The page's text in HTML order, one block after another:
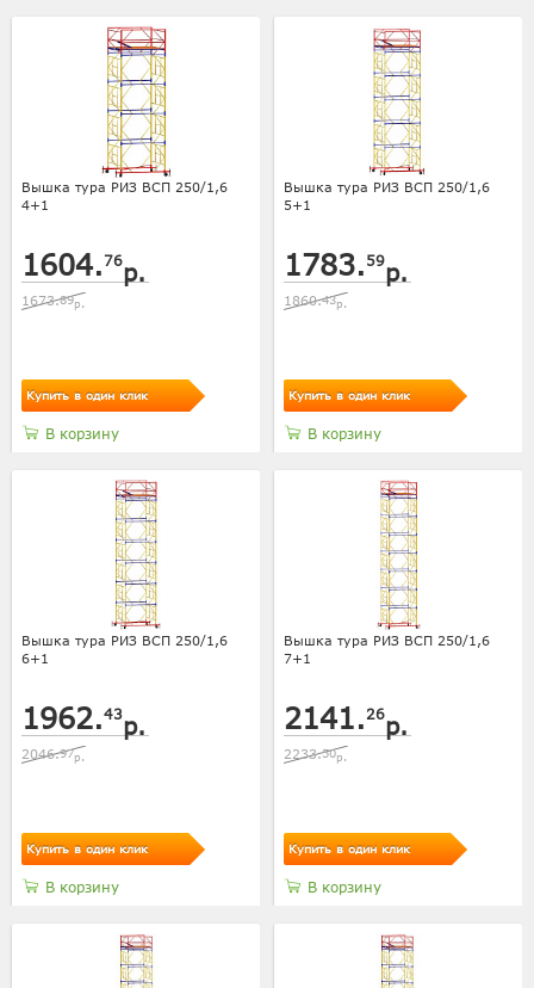
Вышка тура РИЗ ВСП 250/1,6
4+1
1604. 76р.
1673.89р.
Купить в один клик
В корзину
Вышка тура РИЗ ВСП 250/1,6
5+1
1783. 59р.
1860.43р.
Купить в один клик
В корзину
Вышка тура РИЗ ВСП 250/1,6
6+1
1962.43р.
2046.97р.
Купить в один клик
В корзину
Вышка тура РИЗ ВСП 250/1,6
7+1
2141. 26р.
2233.50р.
Купить в один клик
В корзину